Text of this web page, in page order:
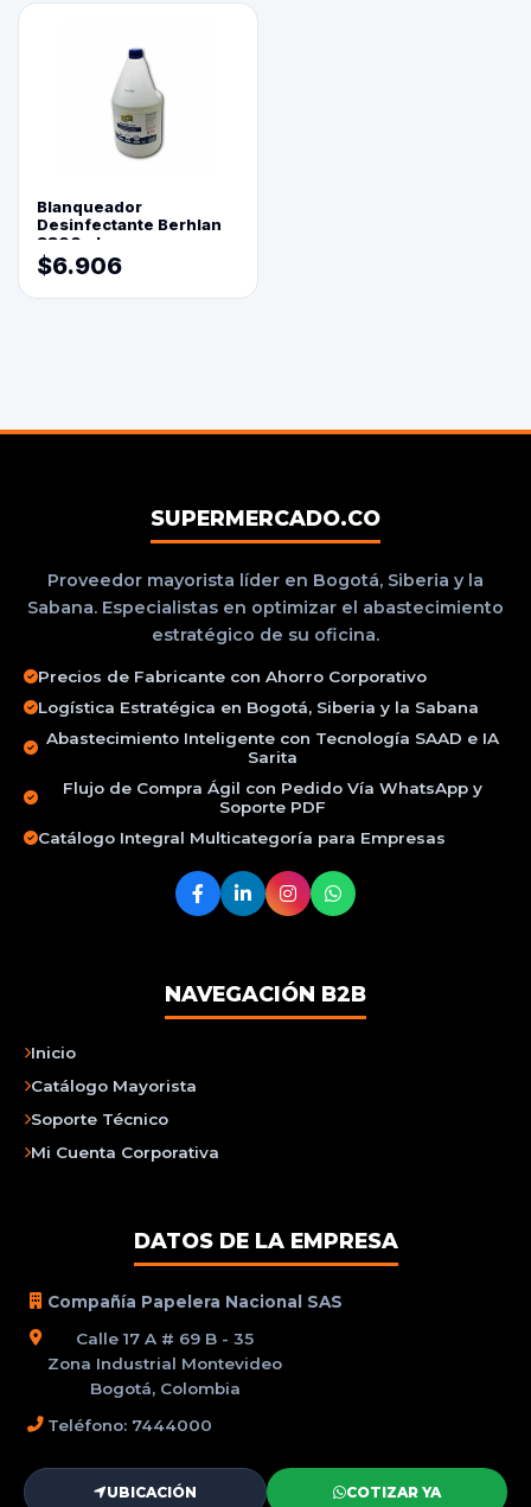
Blanqueador
Desinfectante Berhlan
3800ml
$6.906
SUPERMERCADO.CO
Proveedor mayorista líder en Bogotá, Siberia y la
Sabana. Especialistas en optimizar el abastecimiento
estratégico de su oficina.
Precios de Fabricante con Ahorro Corporativo
Logística Estratégica en Bogotá, Siberia y la Sabana
Abastecimiento Inteligente con Tecnología SAAD e IA
Sarita
Flujo de Compra Ágil con Pedido Vía WhatsApp y
Soporte PDF
Catálogo Integral Multicategoría para Empresas
NAVEGACIÓN B2B
Inicio
Catálogo Mayorista
Soporte Técnico
Mi Cuenta Corporativa
DATOS DE LA EMPRESA
Compañía Papelera Nacional SAS
Calle 17 A # 69 B - 35
Zona Industrial Montevideo
Bogotá, Colombia
Teléfono: 7444000
UBICACIÓN COTIZAR YA